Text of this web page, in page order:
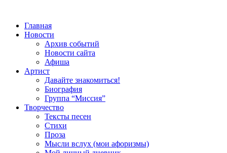
Главная
Новости
Архив событий
Новости сайта
Афиша
Артист
Давайте знакомиться!
Биография
Группа “Миссия”
Творчество
Тексты песен
Стихи
Проза
Мысли вслух (мои афоризмы)